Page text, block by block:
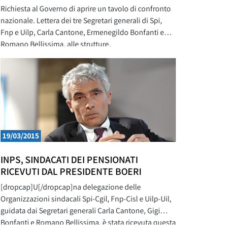
Richiesta al Governo di aprire un tavolo di confronto
nazionale. Lettera dei tre Segretari generali di Spi,
Fnp e Uilp, Carla Cantone, Ermenegildo Bonfanti e
Romano Bellissima, alle strutture.
[dropcap]I[/dropcap]l Governo Renzi ha deciso di
dare attuazione alla Sentenza della Corte
Costituzionale senza alcun confronto col sindacato,
con un decreto legge che restituisce solo una parte di
19/03/2015
INPS, SINDACATI DEI PENSIONATI
RICEVUTI DAL PRESIDENTE BOERI
[dropcap]U[/dropcap]na delegazione delle
Organizzazioni sindacali Spi-Cgil, Fnp-Cisl e Uilp-Uil,
guidata dai Segretari generali Carla Cantone, Gigi
Bonfanti e Romano Bellissima, è stata ricevuta questa